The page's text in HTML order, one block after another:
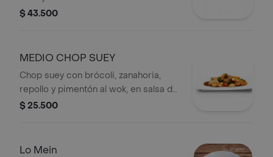
$ 43.500
MEDIO CHOP SUEY
Chop suey con brócoli, zanahoria,
repollo y pimentón al wok, en salsa de
ostras,
$ 25.500
Lo Mein